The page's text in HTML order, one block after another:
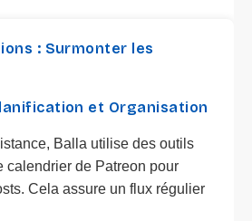
: Surmonter les
et Organisation
Balla utilise des outils
calendrier de Patreon pour
Cela assure un flux régulier